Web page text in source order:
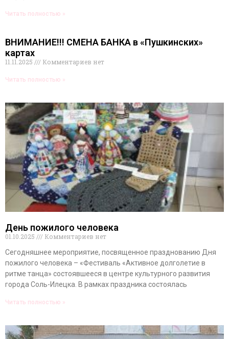
Читать полностью »
ВНИМАНИЕ!!! СМЕНА БАНКА в «Пушкинских»
картах
11.11.2025 Комментариев нет
Читать полностью »
День пожилого человека
01.10.2025
Комментариев нет
Сегодняшнее мероприятие, посвященное празднованию Дня
пожилого человека – «Фестиваль «Активное долголетие в
ритме танца» состоявшееся в центре культурного развития
города Соль-Илецка. В рамках праздника состоялась
Читать полностью »